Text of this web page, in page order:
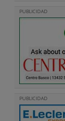
PUBLICIDAD
PUBLICIDAD